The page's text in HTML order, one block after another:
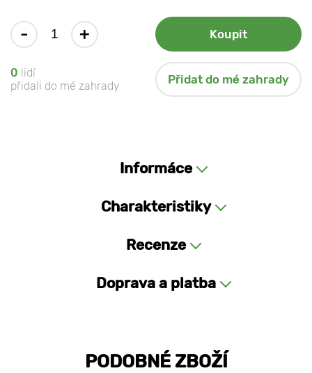
- + Koupit
0 lidí
přidali do mé zahrady
Přidat do mé zahrady
Informáce
Charakteristiky
Recenze
Doprava a platba
PODOBNÉ ZBOŽÍ